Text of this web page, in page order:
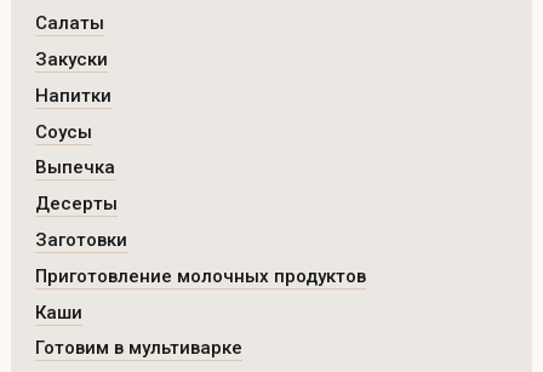
Салаты
Закуски
Напитки
Соусы
Выпечка
Десерты
Заготовки
Приготовление молочных продуктов
Каши
Готовим в мультиварке